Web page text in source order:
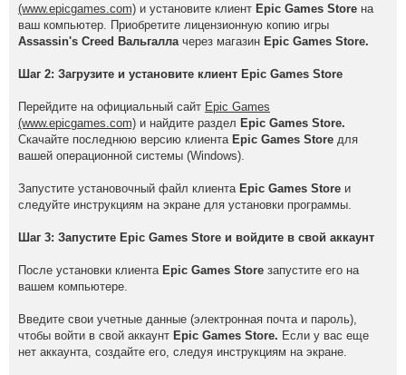
(www.epicgames.com) и установите клиент Epic Games Store на
ваш компьютер. Приобретите лицензионную копию игры
Assassin's Creed Вальгаллачерез магазин Epic Games Store.
Шаг 2: Загрузите и установите клиент Epic Games Store
Перейдите на официальный сайт Epic Games
(www.epicgames.com) и найдите раздел Epic Games Store.
Скачайте последнюю версию клиента Epic Games Store для
вашей операционной системы (Windows).
Запустите установочный файл клиента Epic Games Store и
следуйте инструкциям на экране для установки программы.
Шаг 3: Запустите Epic Games Store и войдите в свой аккаунт
После установки клиента Epic Games Store запустите его на
вашем компьютере.
Введите свои учетные данные (электронная почта и пароль),
чтобы войти в свой аккаунт Epic Games Store. Если у вас еще
нет аккаунта, создайте его, следуя инструкциям на экране.